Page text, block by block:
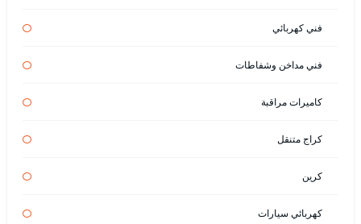
فني كهربائي
فني مداخن وشفاطات
كاميرات مراقبة
كراج متنقل
كرين
كهربائي سيارات